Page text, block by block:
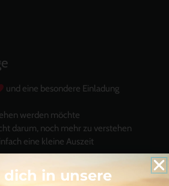
und eine besondere Einladung
werden möchte
darum, noch mehr zu verstehen
eine kleine Auszeit
dich in unsere